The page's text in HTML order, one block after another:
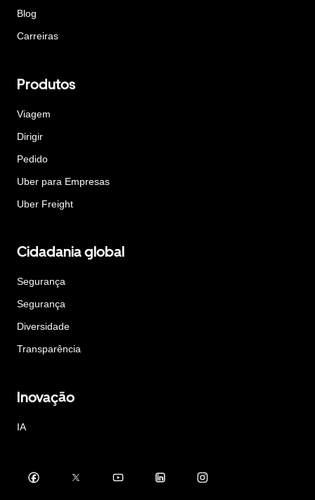
Blog
Carreiras
Produtos
Viagem
Dirigir
Pedido
Uber para Empresas
Uber Freight
Cidadania global
Segurança
Segurança
Diversidade
Transparência
Inovação
IA